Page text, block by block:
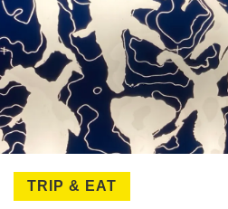
TRIP & EAT